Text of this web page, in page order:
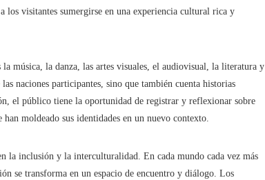
los visitantes sumergirse en una experiencia cultural rica y
música, la danza, las artes visuales, el audiovisual, la literatura y
naciones participantes, sino que también cuenta historias
el público tiene la oportunidad de registrar y reflexionar sobre
moldeado sus identidades en un nuevo contexto.
la inclusión y la interculturalidad. En cada mundo cada vez más
se transforma en un espacio de encuentro y diálogo. Los